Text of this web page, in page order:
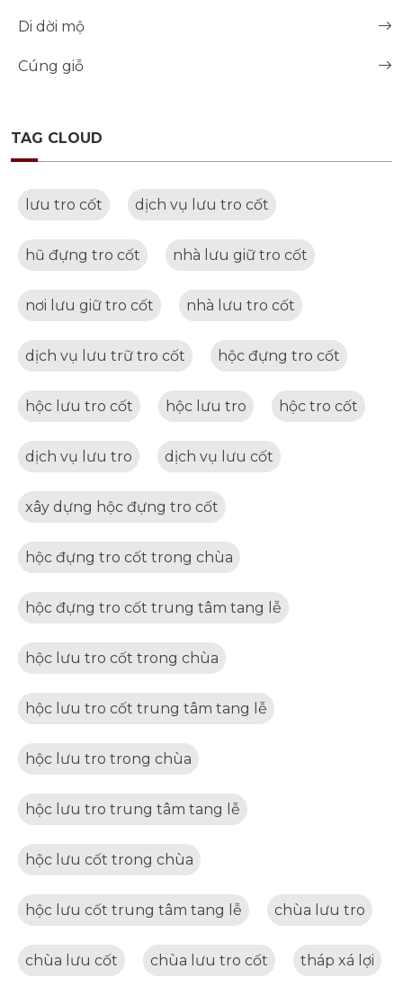
Di dời mộ
Cúng giỗ
TAG CLOUD
lưu tro cốt dịch vụ lưu tro cốt
hũ đựng tro cốt nhà lưu giữ tro cốt
nơi lưu giữ tro cốt nhà lưu tro cốt
dịch vụ lưu trữ tro cốt hộc đựng tro cốt
hộc lưu tro cốt hộc lưu tro hộc tro cốt
dịch vụ lưu tro dịch vụ lưu cốt
xây dựng hộc đựng tro cốt
hộc đựng tro cốt trong chùa
hộc đựng tro cốt trung tâm tang lễ
hộc lưu tro cốt trong chùa
hộc lưu tro cốt trung tâm tang lễ
hộc lưu tro trong chùa
hộc lưu tro trung tâm tang lễ
hộc lưu cốt trong chùa
hộc lưu cốt trung tâm tang lễ chùa lưu tro
chùa lưu cốt chùa lưu tro cốt tháp xá lợi